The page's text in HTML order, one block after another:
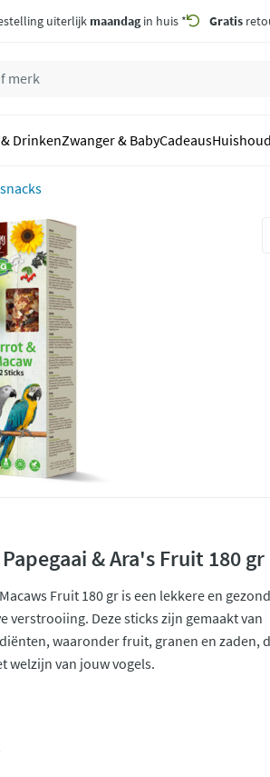
uiterlijk maandagin huis * Gratis
DrinkenZwanger & BabyCadeaus
& Ara's Fruit 180 gr
Fruit 180 gr is een lekkere en
verstrooiing. Deze sticks zijn gemaakt van
waaronder fruit, granen en zaden,
welzijn van jouw vogels.